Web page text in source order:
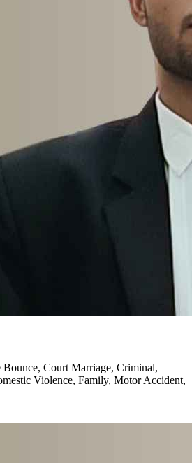
Court Marriage, Criminal,
Violence, Family, Motor Accident,